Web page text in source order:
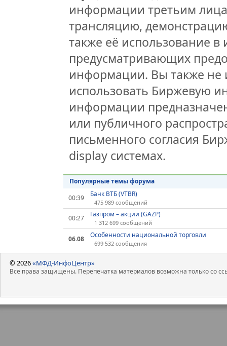
информации третьим
трансляцию,
также её использование
предусматривающих
информации. Вы также не
использовать Биржевую
информации
или публичного
письменного согласия
display системах.
Популярные темы форума
00:39
Банк ВТБ (VTBR)
475 989 сообщений
00:27 Газпром – акции (GAZP)
1 312 699 сообщений
06.08 Особенности национальной торговли
699 532 сообщения
© 2026«МФД-ИнфоЦентр»
Все права защищены. Перепечатка материалов возможна только со